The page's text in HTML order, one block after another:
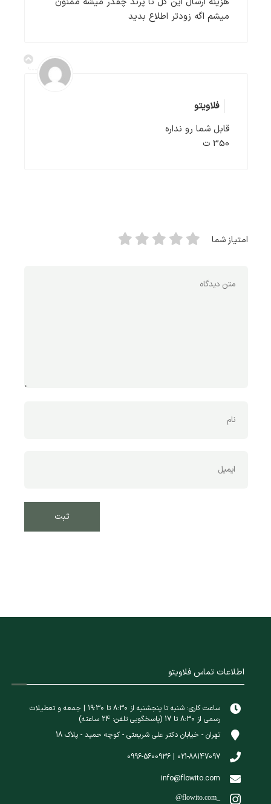
میشم اگه زودتر اطلاع بدید
فلاویتو
قابل شما رو نداره
350 ت
امتیاز شما
اطلاعات تماس فلاویتو
ساعت کاری: شنبه تا پنجشنبه از 8:30 تا 19:30 | جمعه و تعطیلات
رسمی از 8:30 تا 17 (پاسخگویی تلفن: 24 ساعته)
تهران - خیابان دکتر علی شریعتی - کوچه حمید - پلاک 18
021-88147097 | 0996-5600936
info@flowito.com
@flowito.com_